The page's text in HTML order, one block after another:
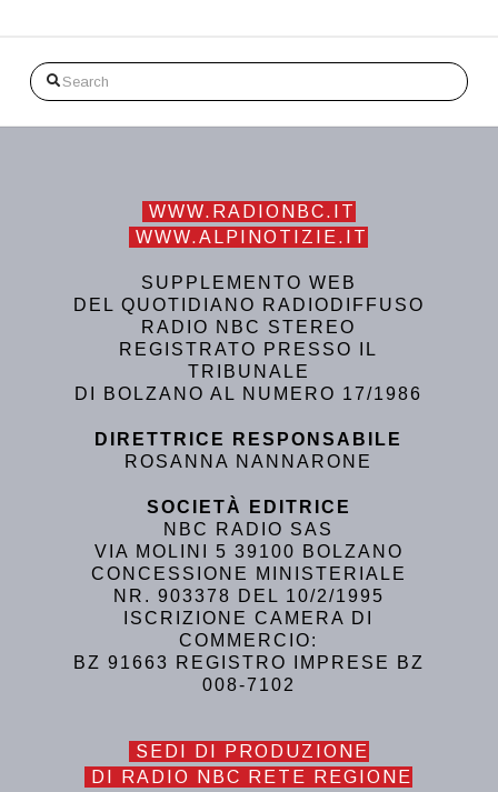
Search
WWW.RADIONBC.IT
WWW.ALPINOTIZIE.IT
SUPPLEMENTO WEB
DEL QUOTIDIANO RADIODIFFUSO
RADIO NBC STEREO
REGISTRATO PRESSO IL
TRIBUNALE
DI BOLZANO AL NUMERO 17/1986
DIRETTRICE RESPONSABILE
ROSANNA NANNARONE
SOCIETÀ EDITRICE
NBC RADIO SAS
VIA MOLINI 5 39100 BOLZANO
CONCESSIONE MINISTERIALE
NR. 903378 DEL 10/2/1995
ISCRIZIONE CAMERA DI
COMMERCIO:
BZ 91663 REGISTRO IMPRESE BZ
008-7102
SEDI DI PRODUZIONE
DI RADIO NBC RETE REGIONE